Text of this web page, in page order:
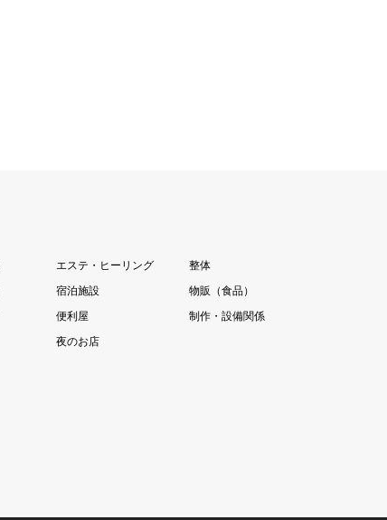
エステ・ヒーリング
整体
宿泊施設
物販（食品）
便利屋
制作・設備関係
夜のお店